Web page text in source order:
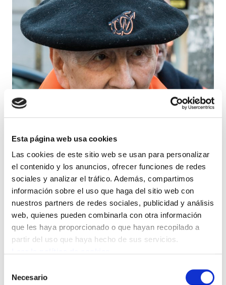
Esta página web usa cookies
Las cookies de este sitio web se usan para personalizar
el contenido y los anuncios, ofrecer funciones de redes
sociales y analizar el tráfico. Además, compartimos
información sobre el uso que haga del sitio web con
nuestros partners de redes sociales, publicidad y análisis
web, quienes pueden combinarla con otra información
que les haya proporcionado o que hayan recopilado a
partir del uso que haya hecho de sus servicios.
Necesario